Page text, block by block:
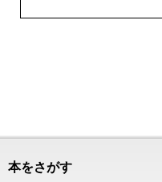
本をさがす